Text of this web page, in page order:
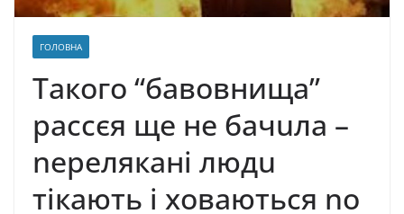
ГОЛОВНА
Taкoго “бавовнища”
paccєя щe нe бaчuлa –
neрeлякaні людu
тiкають і xoвaються no